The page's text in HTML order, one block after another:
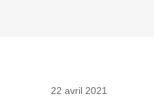
22 avril 2021